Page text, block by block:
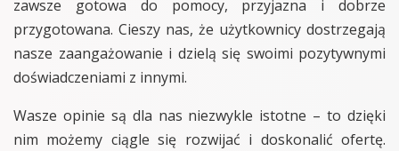
zawsze gotowa do pomocy, przyjazna i dobrze
przygotowana. Cieszy nas, że użytkownicy dostrzegają
nasze zaangażowanie i dzielą się swoimi pozytywnymi
doświadczeniami z innymi.
Wasze opinie są dla nas niezwykle istotne – to dzięki
nim możemy ciągle się rozwijać i doskonalić ofertę.